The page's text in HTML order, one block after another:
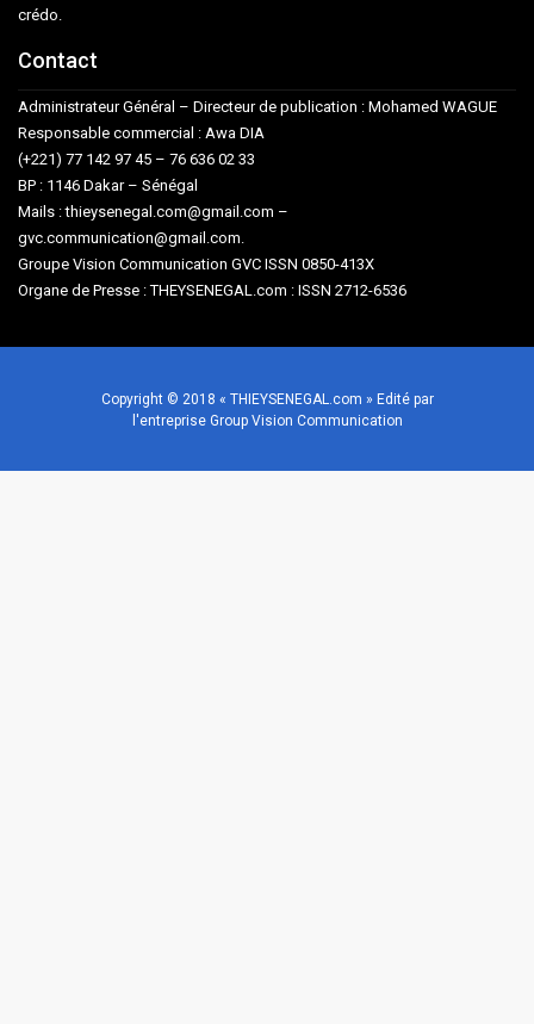
crédo.
Contact
Administrateur Général – Directeur de publication : Mohamed WAGUE
Responsable commercial : Awa DIA
(+221) 77 142 97 45 – 76 636 02 33
BP : 1146 Dakar – Sénégal
Mails : thieysenegal.com@gmail.com –
gvc.communication@gmail.com.
Groupe Vision Communication GVC ISSN 0850-413X
Organe de Presse : THEYSENEGAL.com : ISSN 2712-6536
Copyright © 2018 « THIEYSENEGAL.com » Edité par
l'entreprise Group Vision Communication